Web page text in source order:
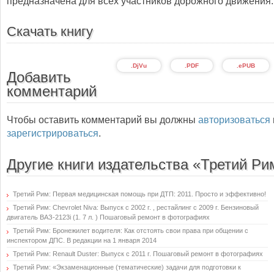
Скачать книгу
.ePUB
.PDF
.DjVu
Добавить
комментарий
Чтобы оставить комментарий вы должны авторизоваться
зарегистрироваться.
Другие книги издательства «Третий
Третий Рим: Первая медицинская помощь при ДТП: 2011. Просто и эффективно!
Третий Рим: Chevrolet Niva: Выпуск с 2002 г. , рестайлинг с 2009 г. Бензиновый
двигатель ВАЗ-2123i (1. 7 л. ) Пошаговый ремонт в фотографиях
Третий Рим: Бронежилет водителя: Как отстоять свои права при общении с
инспектором ДПС. В редакции на 1 января 2014
Третий Рим: Renault Duster: Выпуск с 2011 г. Пошаговый ремонт в фотографиях
Третий Рим: «Экзаменационные (тематические) задачи для подготовки к